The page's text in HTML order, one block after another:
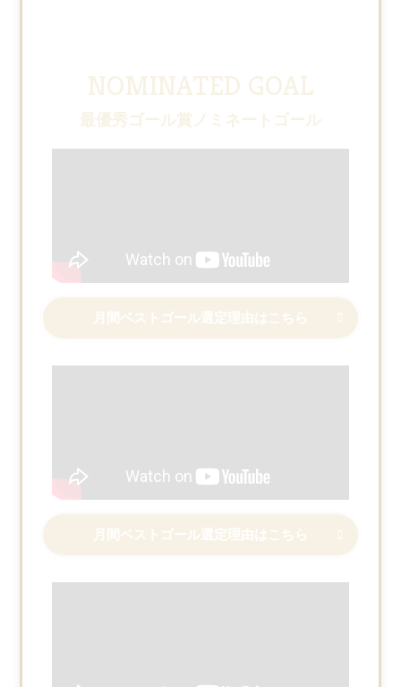
NOMINATED GOAL
最優秀ゴール賞ノミネートゴール
月間ベストゴール選定理由はこちら
月間ベストゴール選定理由はこちら